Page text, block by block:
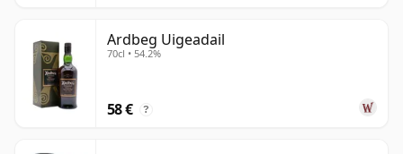
Ardbeg Uigeadail
70cl • 54.2%
58 € ?